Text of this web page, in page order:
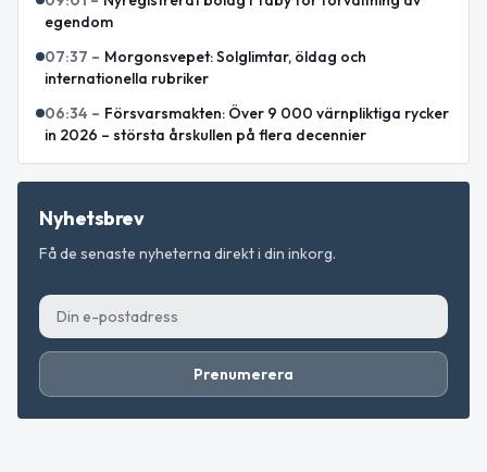
egendom
07:37 – Morgonsvepet: Solglimtar, öldag och
internationella rubriker
06:34 – Försvarsmakten: Över 9 000 värnpliktiga rycker
in 2026 – största årskullen på flera decennier
Nyhetsbrev
Få de senaste nyheterna direkt i din inkorg.
Prenumerera